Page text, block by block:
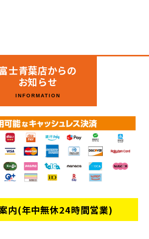
士青葉店からの
お知らせ
INFORMATION
内(年中無休24時間営業)